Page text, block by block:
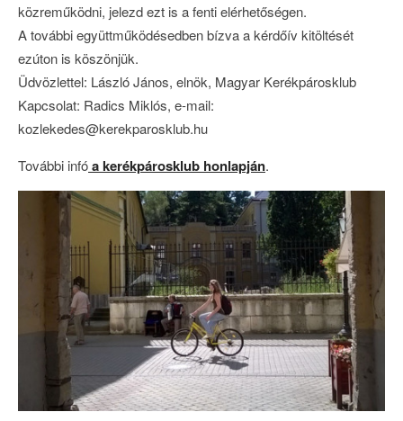
közreműködni, jelezd ezt is a fenti elérhetőségen.
A további együttműködésedben bízva a kérdőív kitöltését
ezúton is köszönjük.
Üdvözlettel: László János, elnök, Magyar Kerékpárosklub
Kapcsolat: Radics Miklós, e-mail:
kozlekedes@kerekparosklub.hu
További infóa kerékpárosklub honlapján.